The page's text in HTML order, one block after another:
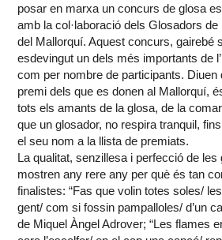
posar en marxa un concurs de glosa
amb la col·laboració dels Glosadors
del Mallorquí. Aquest concurs, gairebé
esdevingut un dels més importants de
com per nombre de participants. Diuen
premi dels que es donen al Mallorquí,
tots els amants de la glosa, de la
que un glosador, no respira tranquil,
el seu nom a la llista de premiats.
La qualitat, senzillesa i perfecció de
mostren any rere any per què és tan
finalistes: “Fas que volin totes soles/
gent/ com si fossin pampalloles/ d’un
de Miquel Àngel Adrover; “Les flames